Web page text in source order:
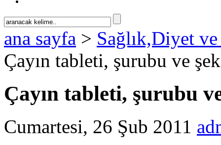
ana sayfa > Sağlık,Diyet
Çayın tableti, şurubu ve
Çayın tableti, şurubu
Cumartesi, 26 Şub 2011